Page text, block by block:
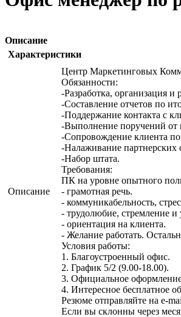
Описание
Характеристики
Описание
Центр Маркетинговых
Обязанности:
-Разработка, организация и
-Составление отчетов по
-Поддержание контакта с
-Выполнение поручений от
-Сопровождение клиента
-Налаживание
-Набор штата.
Требования:
ПК на уровне опытного
- грамотная речь.
- коммуникабельность,
- трудолюбие, стремление и
- ориентация на клиента.
- Желание работать.
Условия работы:
1. Благоустроенный офис.
2. График 5/2 (9.00-18.00).
3. Официальное
4. Интересное бесплатное
Резюме отправляйте на e-
Если вы склонны через